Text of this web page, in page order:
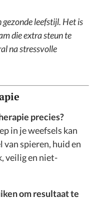
leefstijl. Het is
die extra steun te
na stressvolle
precies?
in je weefsels kan
spieren, huid en
veilig en niet-
om resultaat te